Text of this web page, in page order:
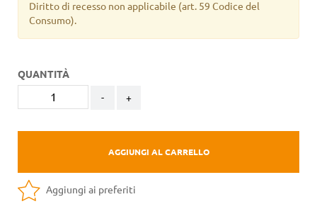
Diritto di recesso non applicabile (art. 59 Codice del
Consumo).
QUANTITÀ
- +
AGGIUNGI AL CARRELLO
Aggiungi ai preferiti